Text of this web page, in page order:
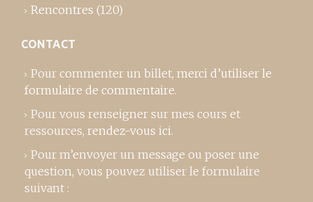
Rencontres (120)
CONTACT
Pour commenter un billet, merci d’utiliser le
formulaire de commentaire.
Pour vous renseigner sur mes cours et
ressources, rendez-vous ici.
Pour m’envoyer un message ou poser une
question, vous pouvez utiliser le formulaire
suivant :